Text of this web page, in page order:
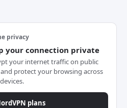
privacy
your connection private
your internet traffic on public
and protect your browsing across
plans